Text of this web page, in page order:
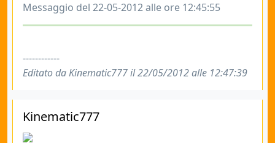
Messaggio del 22-05-2012 alle ore 12:45:55
------------
Editato da Kinematic777 il 22/05/2012 alle 12:47:39
Kinematic777